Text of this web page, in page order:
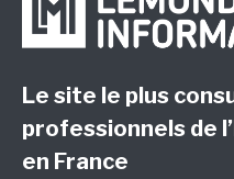
Le site le plus
professionnels de
en France